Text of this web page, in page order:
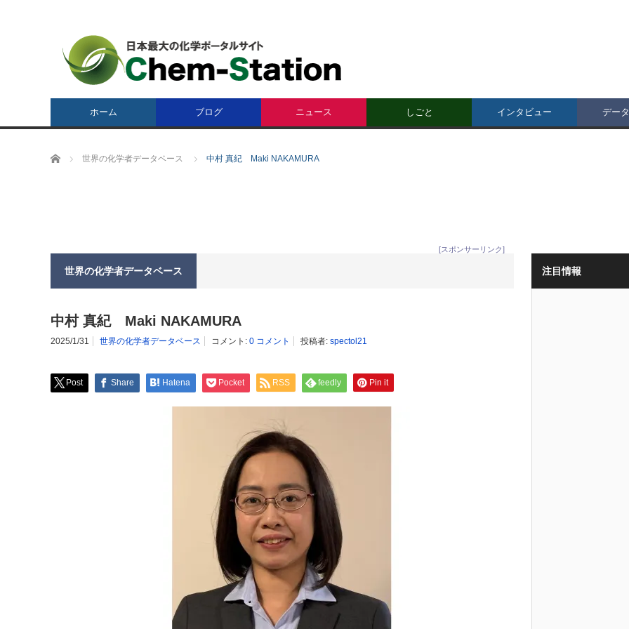
ホーム ブログ ニュース しごと インタビュー デー
ホーム 世界の化学者データベース 中村 真紀 Maki NAKAMURA
[スポンサーリンク]
世界の化学者データベース
中村 真紀 Maki NAKAMURA
2025/1/31 世界の化学者データベース コメント: 0 コメント 投稿者: spectol21
Post Share Hatena Pocket RSS feedly Pin it
注目情報